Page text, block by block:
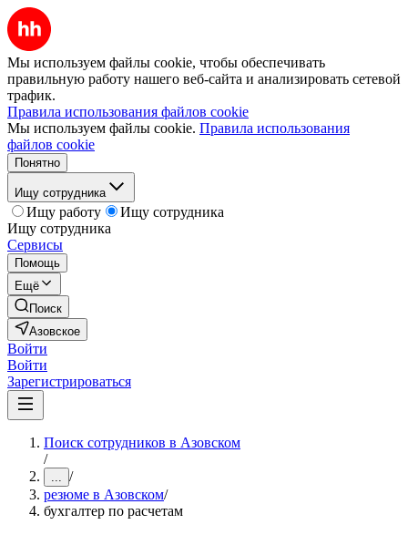
Мы используем файлы cookie, чтобы обеспечивать
правильную работу нашего веб-сайта и анализировать сетевой
трафик.
Правила использования файлов cookie
Мы используем файлы cookie. Правила использования
файлов cookie
Понятно
Ищу сотрудника
Ищу работу
Ищу сотрудника
Ищу сотрудника
Сервисы
Помощь
Ещё
Поиск
Азовское
Войти
Войти
Зарегистрироваться
Поиск сотрудников в Азовском
/
... /
резюме в Азовском/
бухгалтер по расчетам